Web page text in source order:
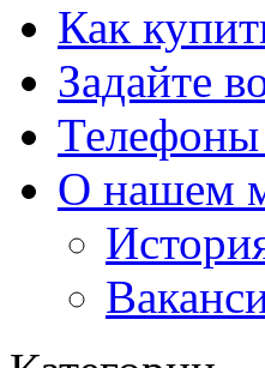
Как
Задайте
Телефоны
О нашем